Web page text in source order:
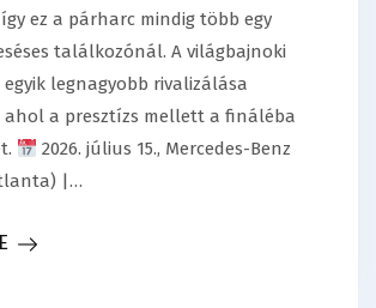
ez a párharc mindig több egy
találkozónál. A világbajnoki
legnagyobb rivalizálása
a presztízs mellett a fináléba
2026. július 15., Mercedes-Benz
|…